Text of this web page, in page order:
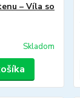
– Víla so
Skladom